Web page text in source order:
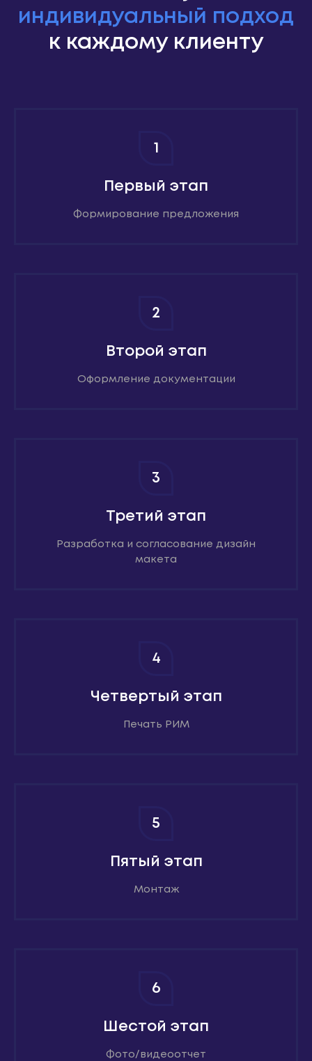
индивидуальный подход
к каждому клиенту
1
Первый этап
Формирование предложения
2
Второй этап
Оформление документации
3
Третий этап
Разработка и согласование дизайн
макета
4
Четвертый этап
Печать РИМ
5
Пятый этап
Монтаж
6
Шестой этап
Фото/видеоотчет